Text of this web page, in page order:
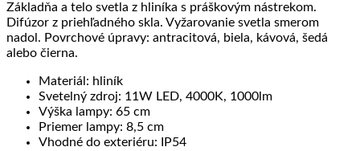
Základňa a telo svetla z hliníka s práškovým nástrekom.
Difúzor z priehľadného skla. Vyžarovanie svetla smerom
nadol. Povrchové úpravy: antracitová, biela, kávová, šedá
alebo čierna.
Materiál: hliník
Svetelný zdroj: 11W LED, 4000K, 1000lm
Výška lampy: 65 cm
Priemer lampy: 8,5 cm
Vhodné do exteriéru: IP54